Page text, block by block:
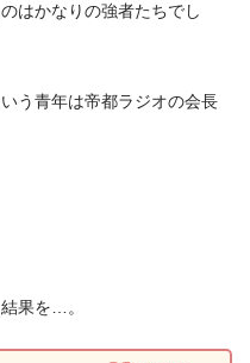
はかなりの強者たちでし
う青年は帝都ラジオの会長
果を…。